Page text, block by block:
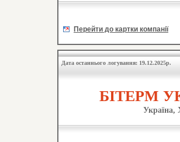
Перейти до картки компанії
Дата останнього логування: 19.12.2025р.
БІТЕРМ
Україна,